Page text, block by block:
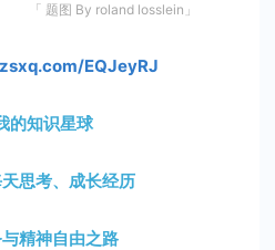
「 题图 By roland losslein」
EQJeyRJ
的知识星球
思考、成长经历
精神自由之路